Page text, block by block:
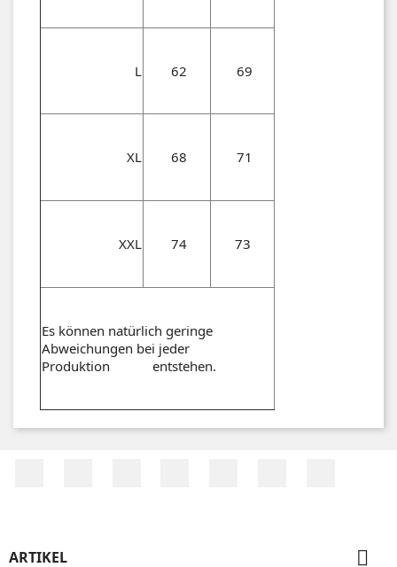
L 62 69
XL 68 71
XXL 74 73
Es können natürlich geringe
Abweichungen bei jeder
Produktion entstehen.
ARTIKEL 